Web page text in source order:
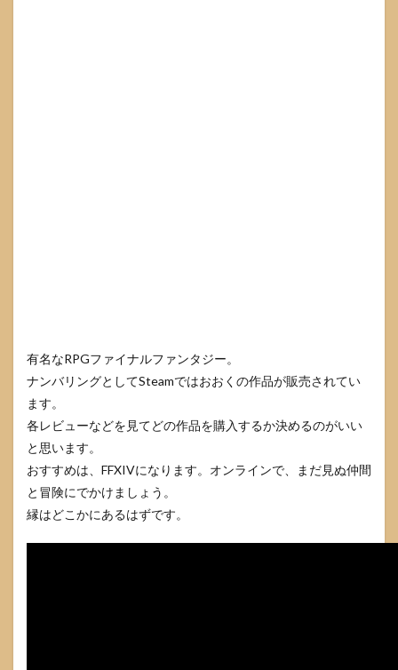
有名なRPGファイナルファンタジー。
ナンバリングとしてSteamではおおくの作品が販売されてい
ます。
各レビューなどを見てどの作品を購入するか決めるのがいい
と思います。
おすすめは、FFXIVになります。オンラインで、まだ見ぬ仲間
と冒険にでかけましょう。
縁はどこかにあるはずです。